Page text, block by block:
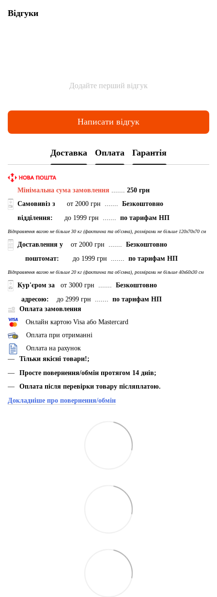
Відгуки
Додайте перший відгук
Написати відгук
Доставка Оплата Гарантія
Мінімальна сума замовлення ....... 250 грн
Самовивіз з
от 2000 грн ....... Безкоштовно
відділення: до 1999 грн ....... по тарифам НП
Відправлення вагою не більше 30 кг (фактична та об'ємна), розмірами не більше 120х70х70 см
Доставлення у от 2000 грн ....... Безкоштовно
поштомат: до 1999 грн ....... по тарифам НП
Відправлення вагою не більше 20 кг (фактична та об'ємна), розмірами не більше 40х60х30 см
Кур'єром за от 3000 грн ....... Безкоштовно
адресою: до 2999 грн ....... по тарифам НП
Оплата замовлення
Онлайн картою Visa або Mastercard
Оплата при отриманні
Оплата на рахунок
Тільки якісні товари!;
Просте повернення/обмін протягом 14 днів;
Оплата після перевірки товару післяплатою.
Докладніше про повернення/обмін